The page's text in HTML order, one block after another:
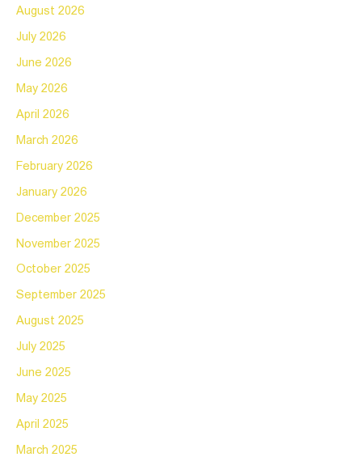
August 2026
July 2026
June 2026
May 2026
April 2026
March 2026
February 2026
January 2026
December 2025
November 2025
October 2025
September 2025
August 2025
July 2025
June 2025
May 2025
April 2025
March 2025